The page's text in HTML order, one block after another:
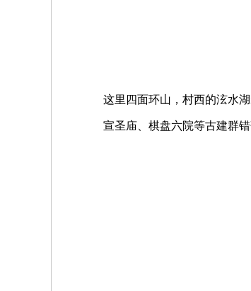
这里四面环山，村西的泫水
宣圣庙、棋盘六院等古建群错